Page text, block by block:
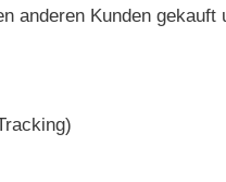
anderen Kunden gekauft